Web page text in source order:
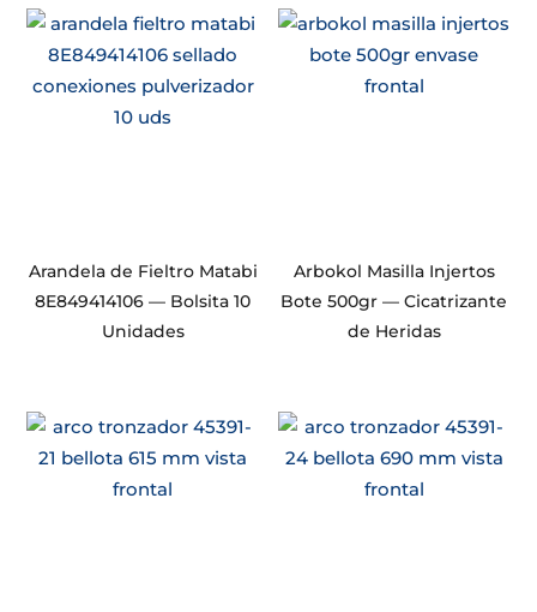
Arandela de Fieltro Matabi
8E849414106 — Bolsita 10
Unidades
Arbokol Masilla Injertos
Bote 500gr — Cicatrizante
de Heridas